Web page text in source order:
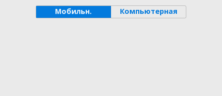
Мобильн. Компьютерная